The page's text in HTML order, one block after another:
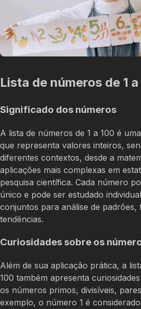
Lista de números de 1 a
Significado dos números
A lista de números de 1 a 100 é
que representa valores inteiros,
diferentes contextos, desde a
aplicações mais complexas em
pesquisa científica. Cada número
único e pode ser estudado
conjuntos para análise de padrões,
tendências.
Curiosidades sobre os
Além de sua aplicação prática, a
100 também apresenta
os números primos, divisíveis,
exemplo, o número 1 é